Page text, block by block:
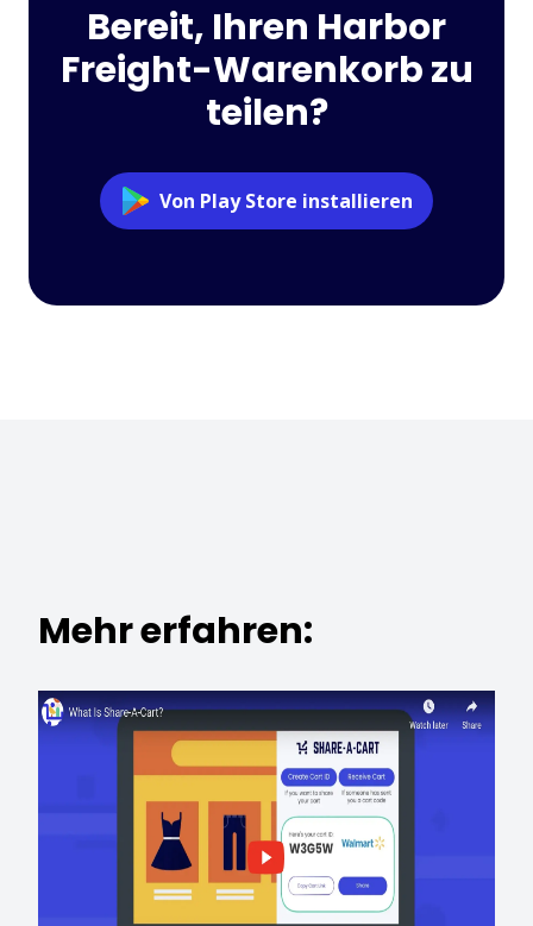
Bereit, Ihren Harbor
Freight-Warenkorb zu
teilen?
Von Play Store installieren
Mehr erfahren: